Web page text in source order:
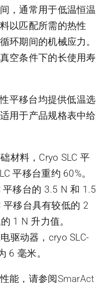
，通常用于低温恒温
以匹配所需的热性
环期间的机械应力。
空条件下的长使用寿
平移台均提供低温选
用于产品规格表中给
材料，Cryo SLC 平
平移台重约 60%。
平移台的 3.5 N 和 1.5
平移台具有较低的 2
1 N 升力值。
驱动器，cryo SLC-
6 毫米。
能，请参阅SmarAct